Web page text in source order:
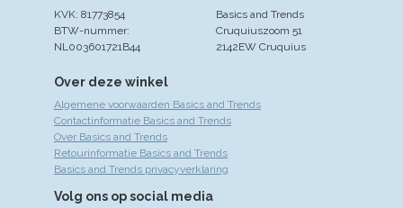
Over deze winkel
Algemene voorwaarden Basics and Trends
Contactinformatie Basics and Trends
Over Basics and Trends
Retourinformatie Basics and Trends
Basics and Trends privacyverklaring
Volg ons op social media
Basics and Trends
Cruquiuszoom 51
2142EW Cruquius
KVK: 81773854
BTW-nummer:
NL003601721B44